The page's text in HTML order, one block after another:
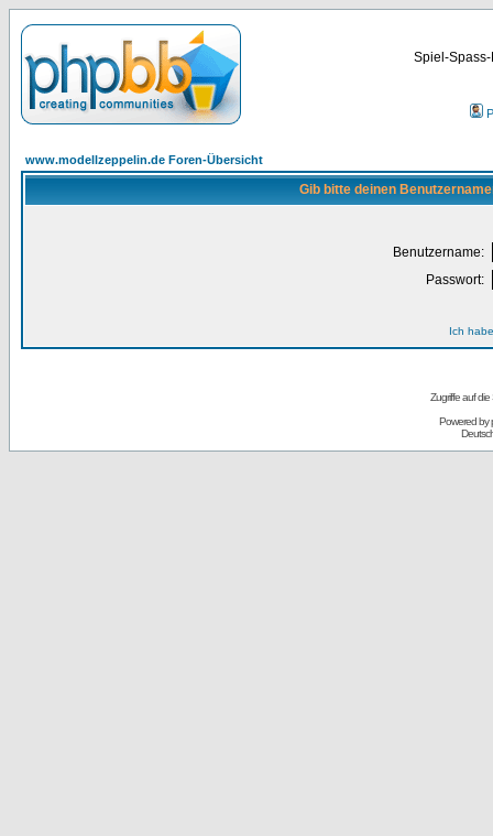
Spiel-
www.modellzeppelin.de Foren-Übersicht
Gib bitte deinen
Benutzername:
Passwort:
Ich
Zugriffe auf
Powered by